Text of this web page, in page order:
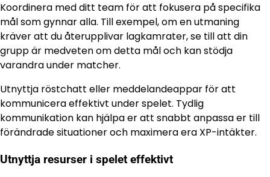
Koordinera med ditt team för att fokusera på specifika
mål som gynnar alla. Till exempel, om en utmaning
kräver att du återupplivar lagkamrater, se till att din
grupp är medveten om detta mål och kan stödja
varandra under matcher.
Utnyttja röstchatt eller meddelandeappar för att
kommunicera effektivt under spelet. Tydlig
kommunikation kan hjälpa er att snabbt anpassa er till
förändrade situationer och maximera era XP-intäkter.
Utnyttja resurser i spelet effektivt